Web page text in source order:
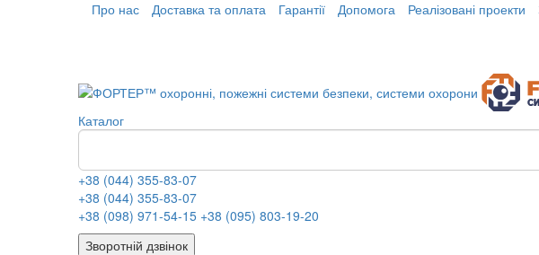
Про нас Доставка та оплата Гарантії Допомога Реалізовані проекти
Каталог
+38 (044) 355-83-07
+38 (044) 355-83-07
+38 (098) 971-54-15 +38 (095) 803-19-20
Зворотній дзвінок